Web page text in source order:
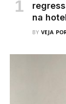
na
BY VEJA